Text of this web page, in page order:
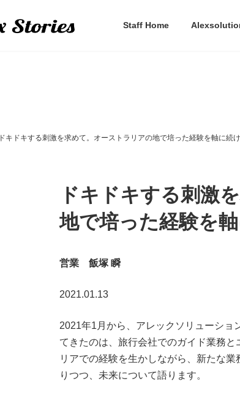
Staff Home
ドキドキする刺激を求めて。オーストラリアの地で培った経験を軸に続
ドキドキする刺激
地で培った経験を
営業 飯塚 瞬
2021.01.13
2021年1月から、アレックソリューショ
てきたのは、旅行会社でのガイド業務
リアでの経験を生かしながら、新たな
りつつ、未来について語ります。